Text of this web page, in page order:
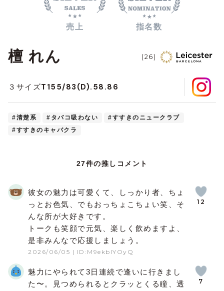
売上 指名数
檀 れん (26)
３サイズT155/83(D).58.86
#清楚系 #タバコ吸わない
#すすきのニュークラブ
#すすきのキャバクラ
27件の推しコメント
2026/06/05 | ID:M9ekblYOyQ
彼女の魅力は可愛くて、しっかり者、ちょ
っとお色気、でもおっちょこちょい笑、そ
んな所が大好きです。
トークも笑顔で元気、楽しく飲めますよ、
是非みんなで応援しましょう。
12
魅力にやられて3日連続で逢いに行きまし
た〜。見つめられるとクラッとくる瞳、透
7